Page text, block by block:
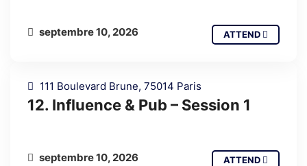
septembre 10, 2026 ATTEND
111 Boulevard Brune, 75014 Paris
12. Influence & Pub – Session 1
septembre 10, 2026 ATTEND